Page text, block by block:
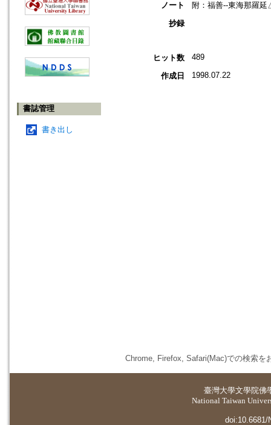
書誌管理
書き出し
ノート
附：福善--東海那羅
抄録
ヒット数 489
作成日 1998.07.22
Chrome, Firefox, Safari(Mac)での検索を
臺灣大學文學院佛
National Taiwan
doi:10.6681/